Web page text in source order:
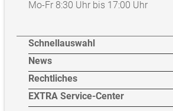
Mo-Fr 8:30 Uhr bis 17:00 Uhr
Schnellauswahl
News
Rechtliches
EXTRA Service-Center